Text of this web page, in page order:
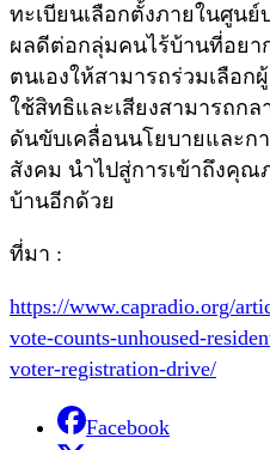
ทะเบียนเลือกตั้งภายในศูน
ผลดีต่อกลุ่มคนไร้บ้านที่อยา
ตนเองให้สามารถร่วมเลือก
ใช้สิทธิและเสียงสามารถก
ดันขับเคลื่อนนโยบายและก
สังคม นำไปสู่การเข้าถึงคุ
บ้านอีกด้วย
ที่มา :
https://www.capradio.org/
vote-counts-unhoused-
voter-registration-drive/
Facebook